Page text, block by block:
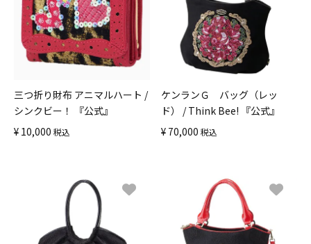
三つ折り財布 アニマルハート /
シンクビー！ 『公式』
¥ 10,000 税込
ケンランＧ バッグ（レッ
ド） / Think Bee! 『公式』
¥ 70,000 税込